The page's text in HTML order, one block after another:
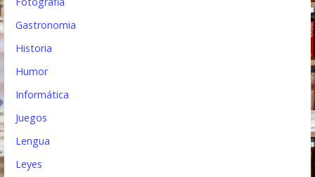
Gastronomia
Historia
Humor
Informática
Juegos
Lengua
Leyes